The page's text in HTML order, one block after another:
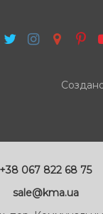
+38 067 822 68 75
sale@kma.ua